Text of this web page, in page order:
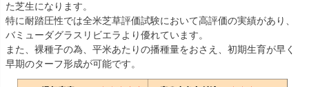
た芝生になります。
特に耐踏圧性では全米芝草評価試験において高評価の実績があり、
バミューダグラスリビエラより優れています。
また、裸種子の為、平米あたりの播種量をおさえ、初期生育が早く
早期のターフ形成が可能です。